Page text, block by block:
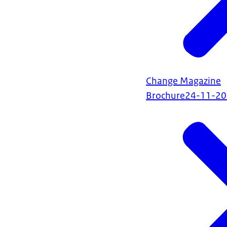
Change Magazine
Brochure24-11-